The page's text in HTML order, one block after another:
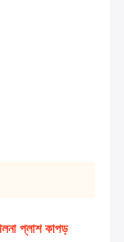
প্লাশ কাপড়